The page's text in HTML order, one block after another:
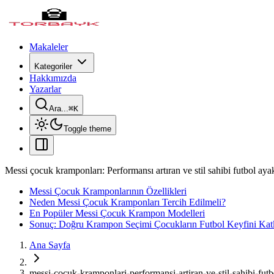
Makaleler
Kategoriler
Hakkımızda
Yazarlar
Ara...⌘K
Toggle theme
Messi çocuk kramponları: Performansı artıran ve stil sahibi futbol
Messi Çocuk Kramponlarının Özellikleri
Neden Messi Çocuk Kramponları Tercih Edilmeli?
En Popüler Messi Çocuk Krampon Modelleri
Sonuç: Doğru Krampon Seçimi Çocukların Futbol Keyfini
Ana Sayfa